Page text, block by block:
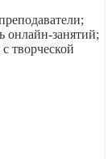
онлайн-занятий;
творческой